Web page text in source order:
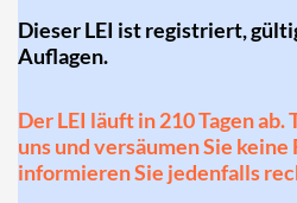
Dieser LEI ist registriert,
Auflagen.
Der LEI läuft in 210 Tagen
uns und versäumen Sie
informieren Sie jedenfalls